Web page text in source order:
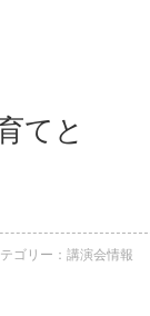
てと
ゴリー：講演会情報